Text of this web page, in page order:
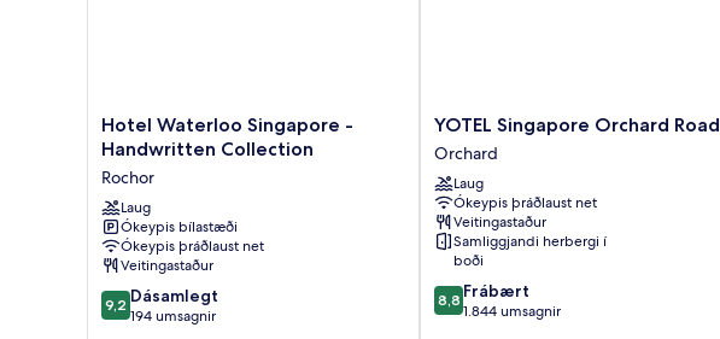
Hotel
Waterloo
-
Handwritten
Collection
Rochor
Hotel Waterloo Singapore -
Handwritten Collection
Rochor
Laug
Ókeypis bílastæði
Ókeypis þráðlaust net
Veitingastaður
9.2
af
9,2 Dásamlegt
194 umsagnir
YOTEL
Singapore
Orchard
Road
Orchard
YOTEL Singapore Orchard Road
Orchard
Laug
Ókeypis þráðlaust net
Veitingastaður
Samliggjandi herbergi í
boði
8.8
af
8,8 Frábært
1.844 umsagnir